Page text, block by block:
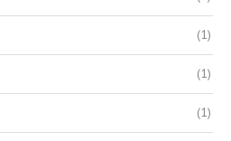
(1)
(1)
(1)